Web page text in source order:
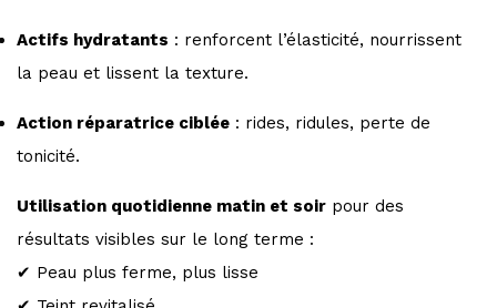
Actifs hydratants : renforcent l’élasticité, nourrissent
la peau et lissent la texture.
Action réparatrice ciblée : rides, ridules, perte de
tonicité.
Utilisation quotidienne matin et soir pour des
résultats visibles sur le long terme :
✔ Peau plus ferme, plus lisse